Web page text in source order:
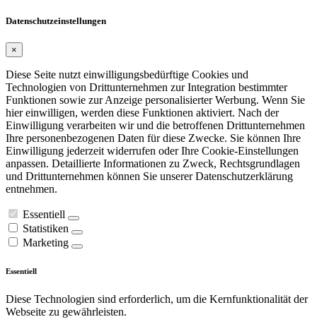
Datenschutzeinstellungen
×
Diese Seite nutzt einwilligungsbedürftige Cookies und
Technologien von Drittunternehmen zur Integration bestimmter
Funktionen sowie zur Anzeige personalisierter Werbung. Wenn Sie
hier einwilligen, werden diese Funktionen aktiviert. Nach der
Einwilligung verarbeiten wir und die betroffenen Drittunternehmen
Ihre personenbezogenen Daten für diese Zwecke. Sie können Ihre
Einwilligung jederzeit widerrufen oder Ihre Cookie-Einstellungen
anpassen. Detaillierte Informationen zu Zweck, Rechtsgrundlagen
und Drittunternehmen können Sie unserer Datenschutzerklärung
entnehmen.
Essentiell
Statistiken
Marketing
Essentiell
Diese Technologien sind erforderlich, um die Kernfunktionalität der
Webseite zu gewährleisten.